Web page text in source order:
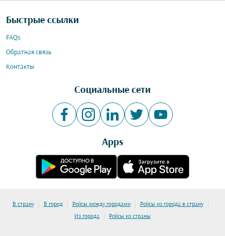
Быстрые ссылки
FAQs
Обратная связь
Контакты
Социальные сети
Apps
В страну | В город | Рейсы между городами | Рейсы из города в страну |
Из города | Рейсы из страны